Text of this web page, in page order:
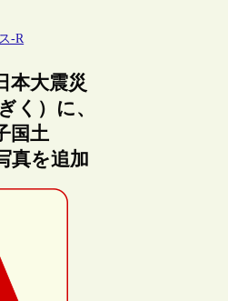
-R
本大震災
く）に、
国土
真を追加